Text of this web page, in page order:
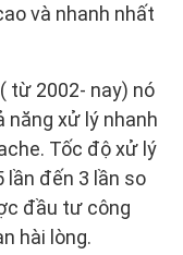
và nhanh nhất
từ 2002- nay) nó
năng xử lý nhanh
Tốc độ xử lý
lần đến 3 lần so
đầu tư công
hài lòng.